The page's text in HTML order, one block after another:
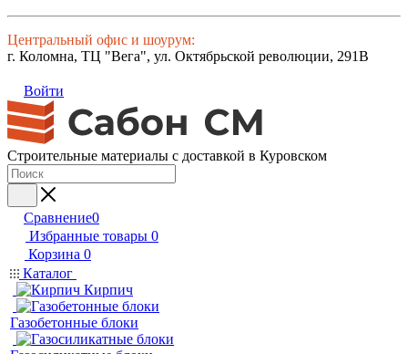
Центральный офис и шоурум:
г. Коломна, ТЦ "Вега", ул. Октябрьской революции, 291В
Войти
Строительные материалы с доставкой в Куровском
Сравнение0
Избранные товары 0
Корзина 0
Каталог
Кирпич
Газобетонные блоки